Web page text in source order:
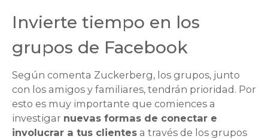
Invierte tiempo en los
grupos de Facebook
Según comenta Zuckerberg, los grupos, junto
con los amigos y familiares, tendrán prioridad. Por
esto es muy importante que comiences a
investigar nuevas formas de conectar e
involucrar a tus clientes a través de los grupos